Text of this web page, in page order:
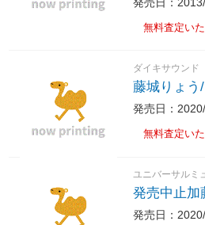
無料査定い
ダイキサウンド
藤城りょう
発売日：
無料査定い
ユニバーサルミ
発売中止加
発売日：